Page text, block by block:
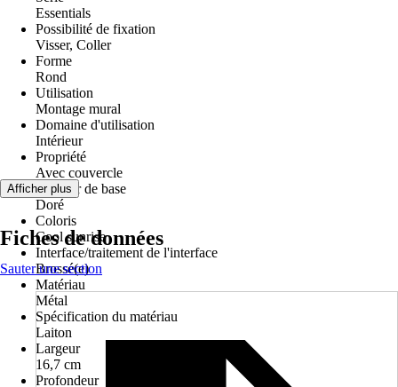
Essentials
Possibilité de fixation
Visser, Coller
Forme
Rond
Utilisation
Montage mural
Domaine d'utilisation
Intérieur
Propriété
Avec couvercle
Couleur de base
Doré
Coloris
Cool sunrise
Interface/traitement de l'interface
Brossé(e)
Matériau
Métal
Spécification du matériau
Laiton
Largeur
16,7 cm
Profondeur
Afficher plus
Fiches de données
Sauter une section